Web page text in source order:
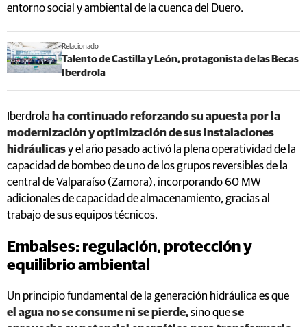
entorno social y ambiental de la cuenca del Duero.
Relacionado
Talento de Castilla y León, protagonista de las Becas
Iberdrola
Iberdrola ha continuado reforzando su apuesta por la
modernización y optimización de sus instalaciones
hidráulicasy el año pasado activó la plena operatividad de la
capacidad de bombeo de uno de los grupos reversibles de la
central de Valparaíso (Zamora), incorporando 60 MW
adicionales de capacidad de almacenamiento, gracias al
trabajo de sus equipos técnicos.
Embalses: regulación, protección y
equilibrio ambiental
Un principio fundamental de la generación hidráulica es que
el agua no se consume ni se pierde,sino quese